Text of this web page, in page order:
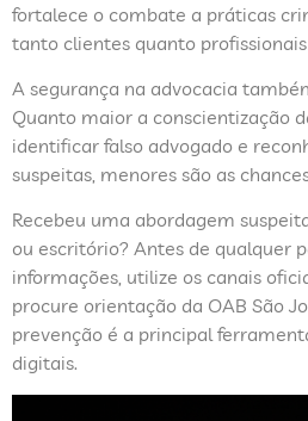
fortalece o combate a práticas
tanto clientes quanto
A segurança na advocacia
Quanto maior a conscientização
identificar falso advogado e
suspeitas, menores são as
Recebeu uma abordagem
ou escritório? Antes de qualquer
informações, utilize os canais
procure orientação da OAB São
prevenção é a principal
digitais.